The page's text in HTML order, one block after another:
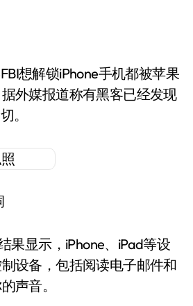
外媒报道称有黑客已经发现
。
果显示，iPhone、iPad等设
设备，包括阅读电子邮件和
声音。